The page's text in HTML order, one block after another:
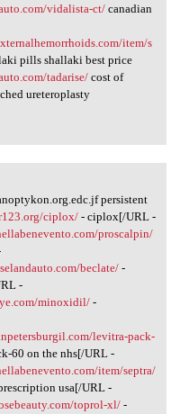
vidalista-ct/canadian
item/s
pills shallaki best price
tadarise/cost of
ureteroplasty
persistent
ciplox/- ciplox[/URL -
proscalpin/
beclate/-
-
minoxidil/-
levitra-pack-
60 on the nhs[/URL -
item/septra/
usa[/URL -
toprol-xl/-